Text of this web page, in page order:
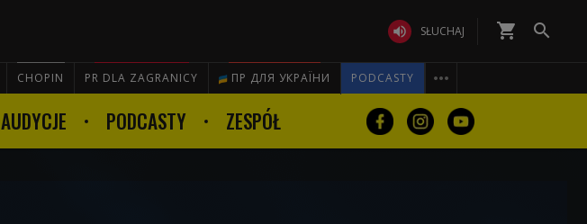
 SŁUCHAJ shopping_cart 
CHOPIN PR DLA ZAGRANICY ПР ДЛЯ УКРАЇНИ PODCASTY 

AUDYCJE PODCASTY ZESPÓŁ